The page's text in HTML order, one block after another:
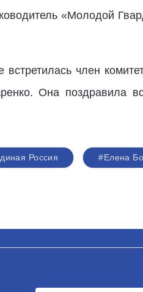
«Молодой
член
Она поздравила
Россия #Елена